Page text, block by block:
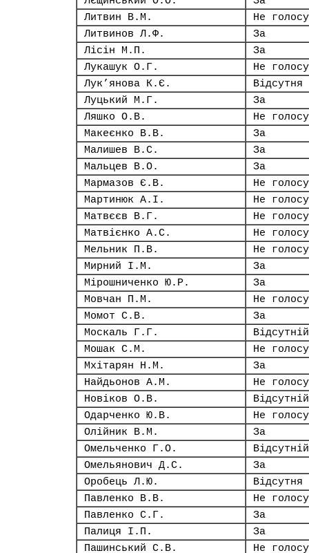
Литвин В.М.
Не
Литвинов Л.Ф.
За
Лісін М.П.
За
Лукашук О.Г.
Не
Лук’янова К.Є.
Відсутня
Луцький М.Г.
За
Ляшко О.В.
Не
Макеєнко В.В.
За
Малишев В.С.
За
Мальцев В.О.
За
Мармазов Є.В.
Не
Мартинюк А.І.
Не
Матвєєв В.Г.
Не
Матвієнко А.С.
Не
Мельник П.В.
Не
Мирний І.М.
За
Мірошниченко Ю.Р.
За
Мовчан П.М.
Не
Момот С.В.
За
Москаль Г.Г.
Відсутній
Мошак С.М.
Не
Мхітарян Н.М.
За
Найдьонов А.М.
Не
Новіков О.В.
Відсутній
Одарченко Ю.В.
Не
Олійник В.М.
За
Омельченко Г.О.
Відсутній
Омельянович Д.С.
За
Оробець Л.Ю.
Відсутня
Павленко В.В.
Не
Павленко С.Г.
За
Палиця І.П.
За
Пашинський С.В.
Не